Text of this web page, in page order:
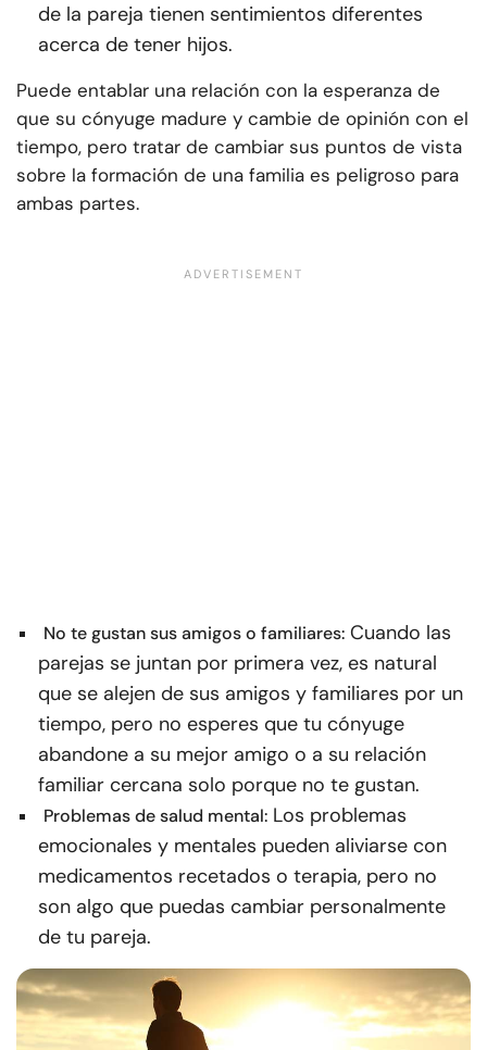
de la pareja tienen sentimientos diferentes
acerca de tener hijos.
Puede entablar una relación con la esperanza de
que su cónyuge madure y cambie de opinión con el
tiempo, pero tratar de cambiar sus puntos de vista
sobre la formación de una familia es peligroso para
ambas partes.
No te gustan sus amigos o familiares: Cuando las
parejas se juntan por primera vez, es natural
que se alejen de sus amigos y familiares por un
tiempo, pero no esperes que tu cónyuge
abandone a su mejor amigo o a su relación
familiar cercana solo porque no te gustan.
Problemas de salud mental: Los problemas
emocionales y mentales pueden aliviarse con
medicamentos recetados o terapia, pero no
son algo que puedas cambiar personalmente
de tu pareja.